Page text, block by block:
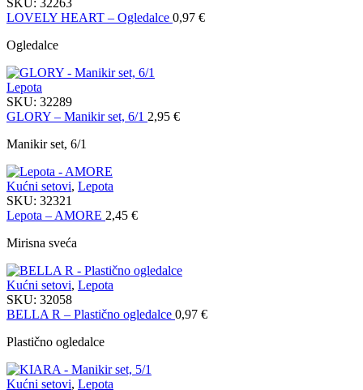
SKU: 32263
LOVELY HEART – Ogledalce 0,97 €
Ogledalce
Lepota
SKU: 32289
GLORY – Manikir set, 6/1 2,95 €
Manikir set, 6/1
Kućni setovi, Lepota
SKU: 32321
Lepota – AMORE 2,45 €
Mirisna sveća
Kućni setovi, Lepota
SKU: 32058
BELLA R – Plastično ogledalce 0,97 €
Plastično ogledalce
Kućni setovi, Lepota